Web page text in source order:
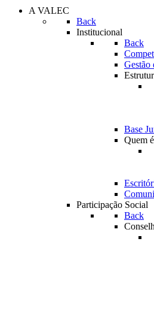
A VALEC
Back
Institucional
Back
Gestão
Base
Quem
Participação Social
Back